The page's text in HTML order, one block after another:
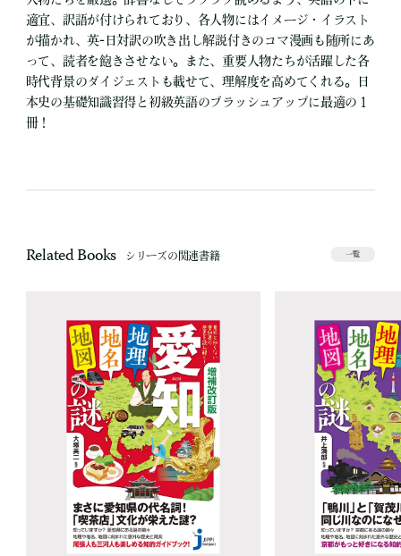
適宜、訳語が付けられており、各人物にはイメージ・イラスト
が描かれ、英-日対訳の吹き出し解説付きのコマ漫画も随所にあ
って、読者を飽きさせない。また、重要人物たちが活躍した各
時代背景のダイジェストも載せて、理解度を高めてくれる。日
本史の基礎知識習得と初級英語のブラッシュアップに最適の１
冊！
Related Books シリーズの関連書籍 一覧